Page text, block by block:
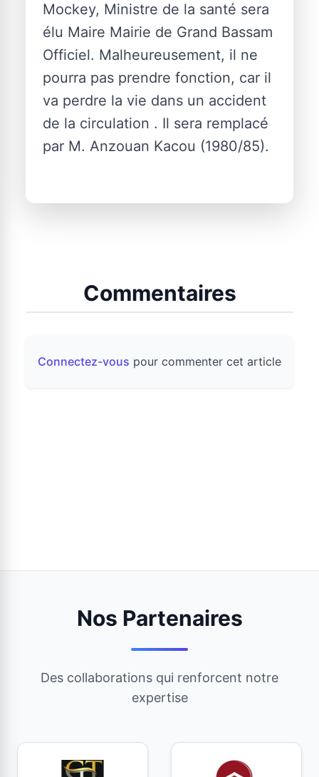
Mockey, Ministre de la santé sera
élu Maire Mairie de Grand Bassam
Officiel. Malheureusement, il ne
pourra pas prendre fonction, car il
va perdre la vie dans un accident
de la circulation . Il sera remplacé
par M. Anzouan Kacou (1980/85).
Commentaires
Connectez-vous pour commenter cet article
Nos Partenaires
Des collaborations qui renforcent notre
expertise